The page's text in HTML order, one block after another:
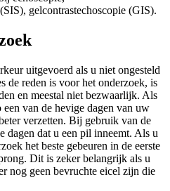
gelcontrastechoscopie (GIS).
uitgevoerd als u niet ongesteld
de reden is voor het onderzoek, is
en meestal niet bezwaarlijk. Als
van de hevige dagen van uw
verzetten. Bij gebruik van de
dagen dat u een pil inneemt. Als u
het beste gebeuren in de eerste
Dit is zeker belangrijk als u
nog geen bevruchte eicel zijn die